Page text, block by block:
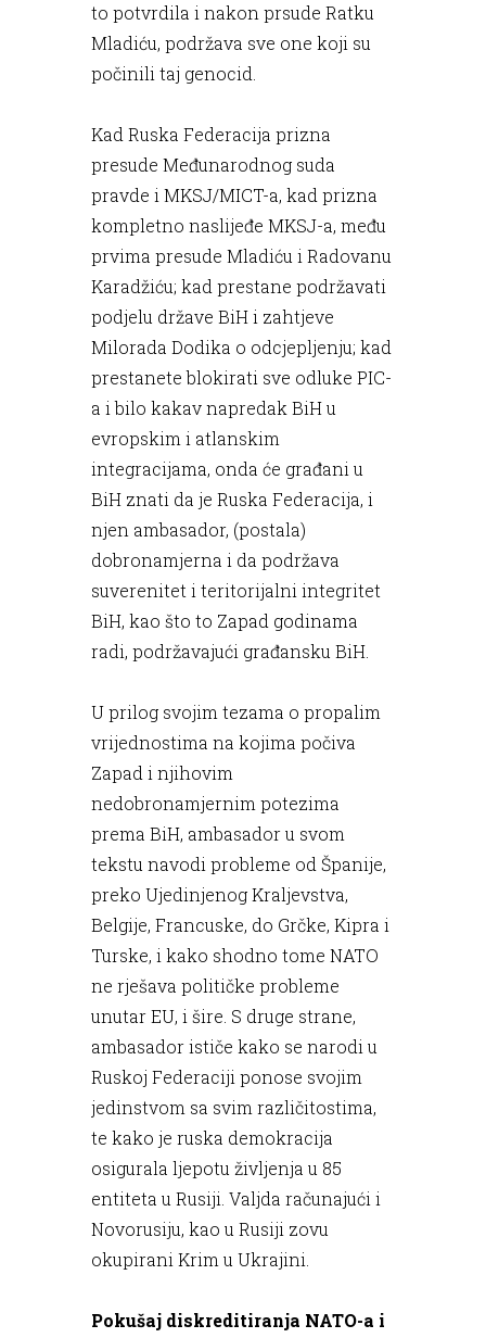
to potvrdila i nakon prsude Ratku
Mladiću, podržava sve one koji su
počinili taj genocid.
Kad Ruska Federacija prizna
presude Međunarodnog suda
pravde i MKSJ/MICT-a, kad prizna
kompletno naslijeđe MKSJ-a, među
prvima presude Mladiću i Radovanu
Karadžiću; kad prestane podržavati
podjelu države BiH i zahtjeve
Milorada Dodika o odcjepljenju; kad
prestanete blokirati sve odluke PIC-
a i bilo kakav napredak BiH u
evropskim i atlanskim
integracijama, onda će građani u
BiH znati da je Ruska Federacija, i
njen ambasador, (postala)
dobronamjerna i da podržava
suverenitet i teritorijalni integritet
BiH, kao što to Zapad godinama
radi, podržavajući građansku BiH.
U prilog svojim tezama o propalim
vrijednostima na kojima počiva
Zapad i njihovim
nedobronamjernim potezima
prema BiH, ambasador u svom
tekstu navodi probleme od Španije,
preko Ujedinjenog Kraljevstva,
Belgije, Francuske, do Grčke, Kipra i
Turske, i kako shodno tome NATO
ne rješava političke probleme
unutar EU, i šire. S druge strane,
ambasador ističe kako se narodi u
Ruskoj Federaciji ponose svojim
jedinstvom sa svim različitostima,
te kako je ruska demokracija
osigurala ljepotu življenja u 85
entiteta u Rusiji. Valjda računajući i
Novorusiju, kao u Rusiji zovu
okupirani Krim u Ukrajini.
Pokušaj diskreditiranja NATO-a i